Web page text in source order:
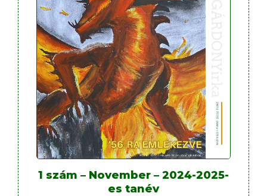
1 szám – November – 2024-2025-
es tanév